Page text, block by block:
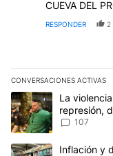
CUEVA DEL
RESPONDER 2
CONVERSACIONES ACTIVAS
Este listado muestra
Un artículo de
La
represión,
107
Un artículo deInflación y